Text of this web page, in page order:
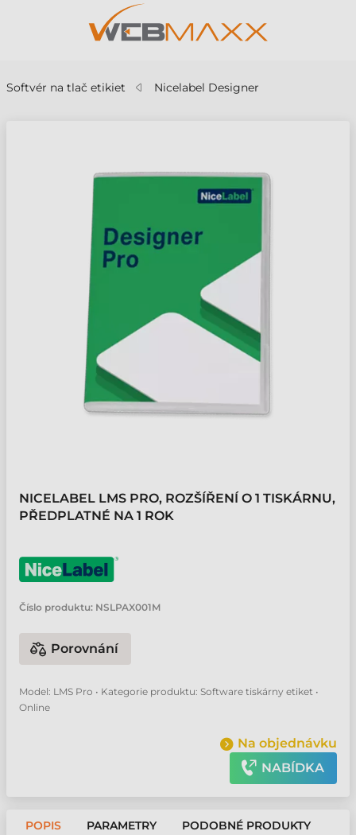
Softvér na tlač etikiet Nicelabel Designer
NICELABEL LMS PRO, ROZŠÍŘENÍ O 1 TISKÁRNU,
PŘEDPLATNÉ NA 1 ROK
Číslo produktu: NSLPAX001M
Porovnání
Model: LMS Pro • Kategorie produktu: Software tiskárny etiket •
Online
Na objednávku
NABÍDKA
POPIS PARAMETRY PODOBNÉ PRODUKTY